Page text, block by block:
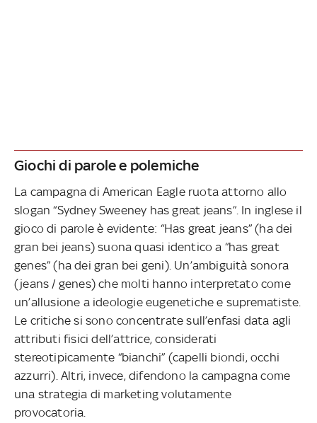
Giochi di parole e polemiche
La campagna di American Eagle ruota attorno allo
slogan “Sydney Sweeney has great jeans”. In inglese il
gioco di parole è evidente: “Has great jeans” (ha dei
gran bei jeans) suona quasi identico a “has great
genes” (ha dei gran bei geni). Un’ambiguità sonora
(jeans / genes) che molti hanno interpretato come
un’allusione a ideologie eugenetiche e suprematiste.
Le critiche si sono concentrate sull’enfasi data agli
attributi fisici dell’attrice, considerati
stereotipicamente “bianchi” (capelli biondi, occhi
azzurri). Altri, invece, difendono la campagna come
una strategia di marketing volutamente
provocatoria.